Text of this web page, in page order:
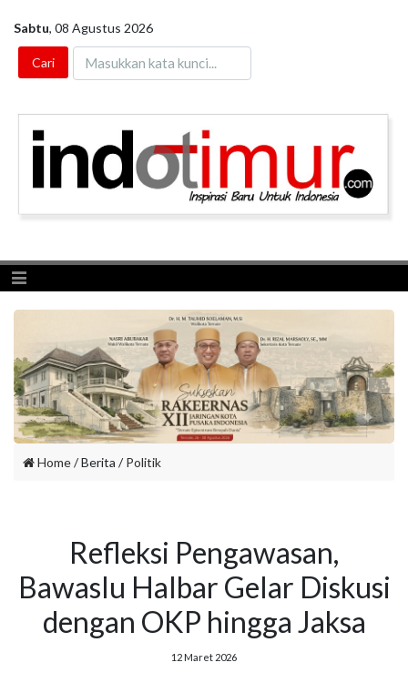
Sabtu, 08 Agustus 2026
Toggle navigation
Home/ Berita /Politik
Refleksi Pengawasan,
Bawaslu Halbar Gelar Diskusi
dengan OKP hingga Jaksa
12 Maret 2026